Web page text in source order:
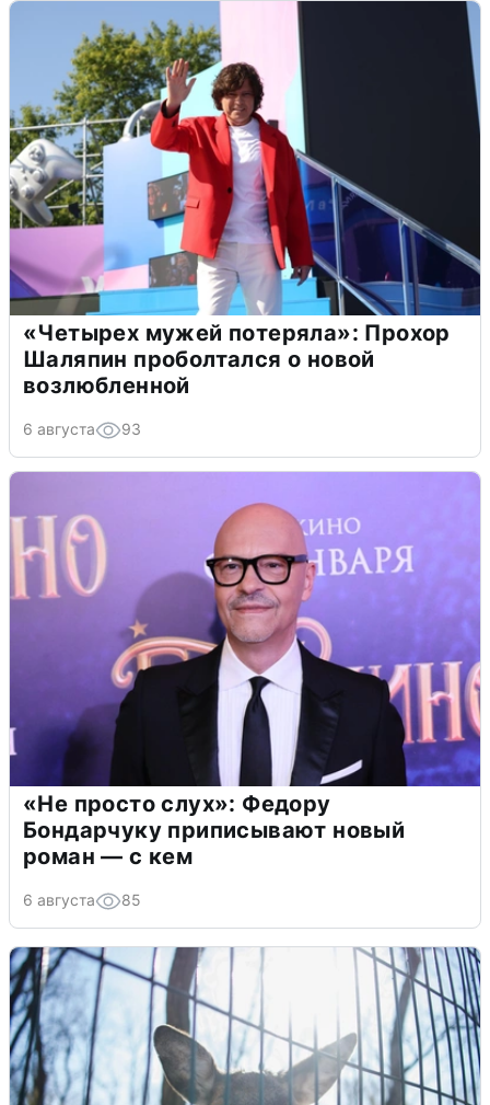
«Четырех мужей потеряла»: Прохор
Шаляпин проболтался о новой
возлюбленной
6 августа 93
«Не просто слух»: Федору
Бондарчуку приписывают новый
роман — с кем
6 августа 85